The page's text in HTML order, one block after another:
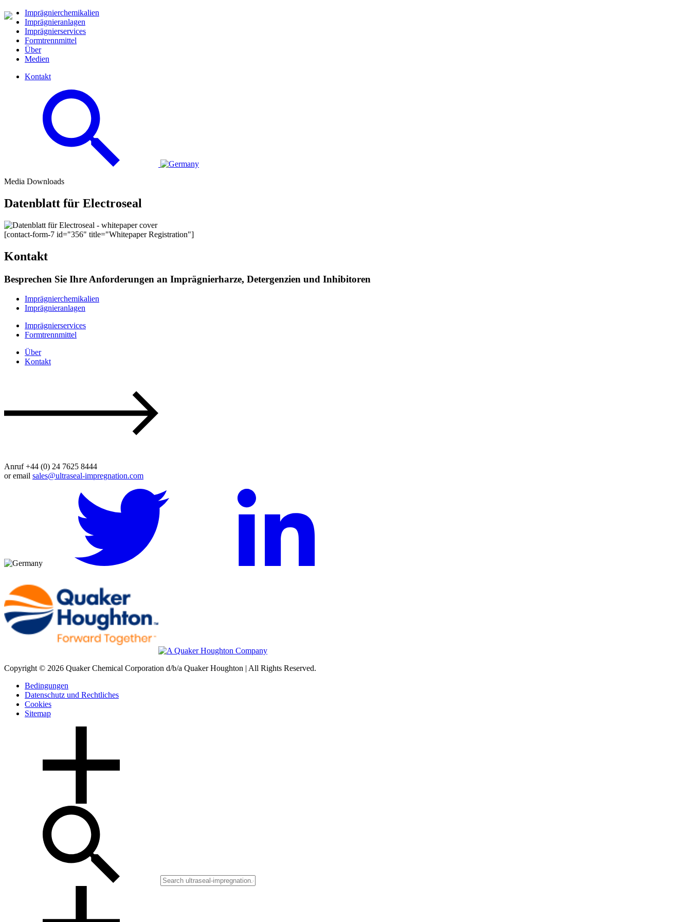
Imprägnierchemikalien
Imprägnieranlagen
Imprägnierservices
Formtrennmittel
Über
Medien
Kontakt
Media Downloads
Datenblatt für Electroseal
[contact-form-7 id="356" title="Whitepaper Registration"]
Kontakt
Besprechen Sie Ihre Anforderungen an Imprägnierharze, Detergenzien und Inhibitoren
Imprägnierchemikalien
Imprägnieranlagen
Imprägnierservices
Formtrennmittel
Über
Kontakt
Anruf +44 (0) 24 7625 8444
or email sales@ultraseal-impregnation.com
Copyright © 2026 Quaker Chemical Corporation d/b/a Quaker Houghton | All Rights Reserved.
Bedingungen
Datenschutz und Rechtliches
Cookies
Sitemap